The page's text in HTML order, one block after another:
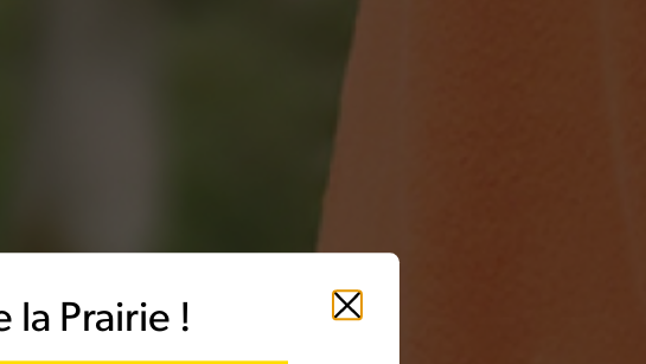
Fermer
la Prairie !